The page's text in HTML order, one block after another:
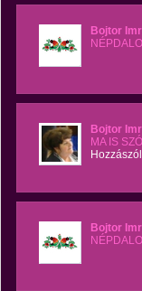
Bojtor
Bojtor
MA IS
Bojtor